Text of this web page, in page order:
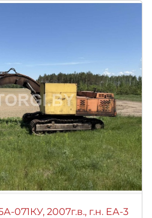
071КУ, 2007г.в., г.н. ЕА-3